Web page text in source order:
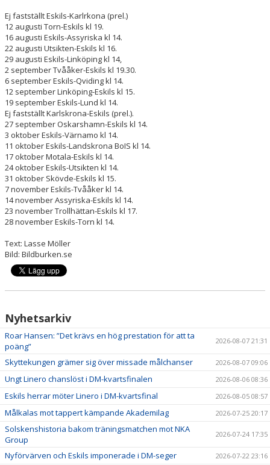
Ej fastställt Eskils-Karlrkona (prel.)
12 augusti Torn-Eskils kl 19.
16 augusti Eskils-Assyriska kl 14.
22 augusti Utsikten-Eskils kl 16.
29 augusti Eskils-Linköping kl 14,
2 september Tvååker-Eskils kl 19.30.
6 september Eskils-Qviding kl 14.
12 september Linköping-Eskils kl 15.
19 september Eskils-Lund kl 14.
Ej fastställt Karlskrona-Eskils (prel.).
27 september Oskarshamn-Eskils kl 14.
3 oktober Eskils-Värnamo kl 14.
11 oktober Eskils-Landskrona BoIS kl 14.
17 oktober Motala-Eskils kl 14.
24 oktober Eskils-Utsikten kl 14.
31 oktober Skövde-Eskils kl 15.
7 november Eskils-Tvååker kl 14.
14 november Assyriska-Eskils kl 14.
23 november Trollhättan-Eskils kl 17.
28 november Eskils-Torn kl 14.
Text: Lasse Möller
Bild: Bildburken.se
Nyhetsarkiv
Roar Hansen: ”Det krävs en hög prestation för att ta
poäng”
2026-08-07 21:31
Skyttekungen grämer sig över missade målchanser 2026-08-07 09:06
Ungt Linero chanslöst i DM-kvartsfinalen 2026-08-06 08:36
Eskils herrar möter Linero i DM-kvartsfinal 2026-08-05 08:57
Målkalas mot tappert kämpande Akademilag 2026-07-25 20:17
Solskenshistoria bakom träningsmatchen mot NKA
Group
2026-07-24 17:35
Nyförvärven och Eskils imponerade i DM-seger 2026-07-22 23:16